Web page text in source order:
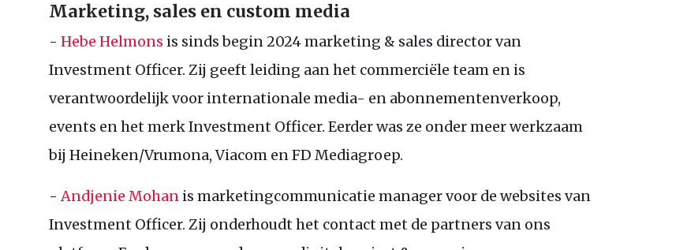
Marketing, sales en custom media
- Hebe Helmons is sinds begin 2024 marketing & sales director van
Investment Officer. Zij geeft leiding aan het commerciële team en is
verantwoordelijk voor internationale media- en abonnementenverkoop,
events en het merk Investment Officer. Eerder was ze onder meer werkzaam
bij Heineken/Vrumona, Viacom enFD Mediagroep.
-Andjenie Mohan is marketingcommunicatie manager voor de websites van
Investment Officer. Zij onderhoudt het contact met de partners van ons